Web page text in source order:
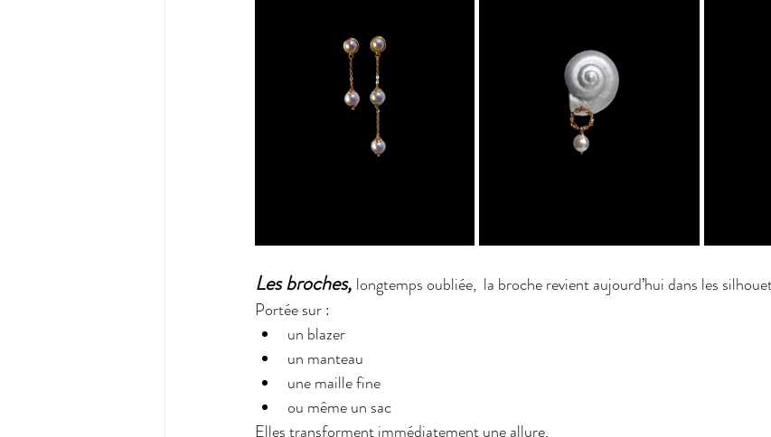
Les broches, longtemps oubliée,  la broche revient aujourd’hui dans les
Portée sur :
un blazer
un manteau
une maille fine
ou même un sac
Elles transforment immédiatement une allure.